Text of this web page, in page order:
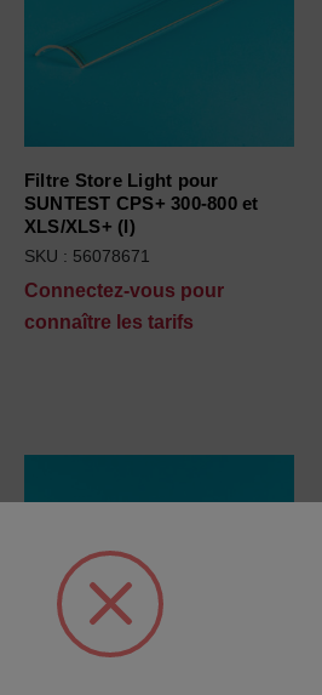
Filtre Store Light pour
SUNTEST CPS+ 300-800 et
XLS/XLS+ (I)
SKU : 56078671
Connectez-vous pour
connaître les tarifs